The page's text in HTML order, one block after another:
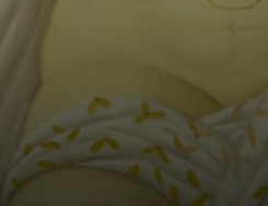
que de
dessins